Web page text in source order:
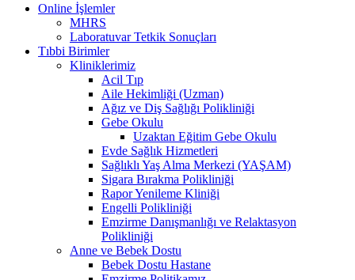
Online İşlemler
MHRS
Laboratuvar Tetkik Sonuçları
Tıbbi Birimler
Kliniklerimiz
Acil Tıp
Aile Hekimliği (Uzman)
Ağız ve Diş Sağlığı Polikliniği
Gebe Okulu
Uzaktan Eğitim Gebe Okulu
Evde Sağlık Hizmetleri
Sağlıklı Yaş Alma Merkezi (YAŞAM)
Sigara Bırakma Polikliniği
Rapor Yenileme Kliniği
Engelli Polikliniği
Emzirme Danışmanlığı ve Relaktasyon
Polikliniği
Anne ve Bebek Dostu
Bebek Dostu Hastane